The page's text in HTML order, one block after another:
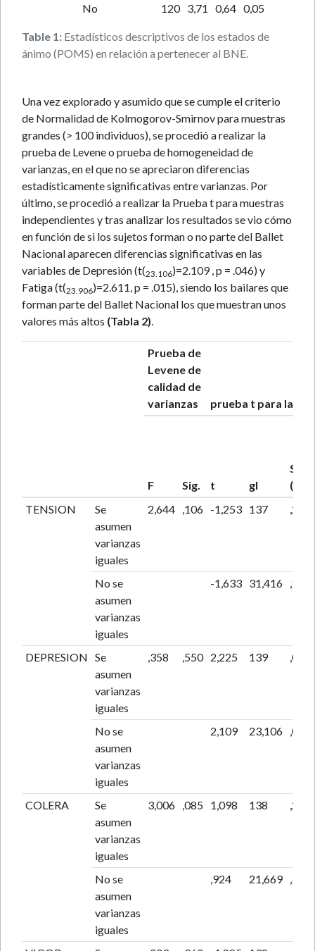
Table 1: Estadísticos descriptivos de los estados de
ánimo (POMS) en relación a pertenecer al BNE.
No
120 3,71 0,64 0,05
Una vez explorado y asumido que se cumple el criterio
de Normalidad de Kolmogorov-Smirnov para muestras
grandes (> 100 individuos), se procedió a realizar la
prueba de Levene o prueba de homogeneidad de
varianzas, en el que no se apreciaron diferencias
estadísticamente significativas entre varianzas. Por
último, se procedió a realizar la Prueba t para muestras
independientes y tras analizar los resultados se vio cómo
en función de si los sujetos forman o no parte del Ballet
Nacional aparecen diferencias significativas en las
variables de Depresión (t(23.106)=2.109 , p = .046) y
Fatiga (t(23.906)=2.611, p = .015), siendo los bailares que
forman parte del Ballet Nacional los que muestran unos
valores más altos (Tabla 2)
Prueba de
Levene de
calidad de
varianzas
prueba t para la
F Sig. t gl
Sig.
TENSION
Se
asumen
varianzas
iguales
2,644 ,106 -1,253 137 ,212
No se
asumen
varianzas
iguales
-1,633 31,416 ,112
DEPRESION Se
asumen
varianzas
iguales
,358 ,550 2,225 139 ,028
No se
asumen
varianzas
iguales
2,109 23,106 ,046
COLERA
Se
asumen
varianzas
iguales
3,006 ,085 1,098 138 ,274
No se
asumen
varianzas
iguales
,924 21,669 ,365